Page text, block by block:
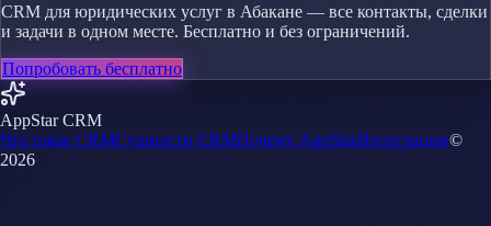
CRM для юридических услуг в Абакане — все контакты, сделки
и задачи в одном месте. Бесплатно и без ограничений.
Попробовать бесплатно
AppStar CRM
Что такое CRMСущности CRMПочему AppStarИнтеграции©
2026